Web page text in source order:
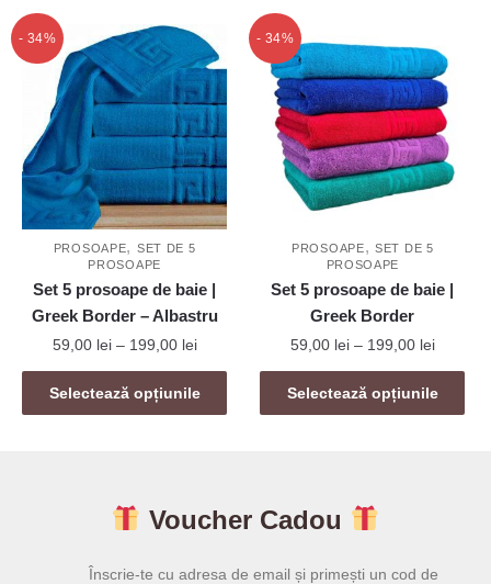
la
39,00 lei
mai
multe
variații.
Opțiunile
pot
fi
alese
în
pagina
produsului.
199,00
multe
variații.
Opțiunile
pot
fi
alese
pagina
produsului.
- 34%
PROSOAPE, SET DE 5
PROSOAPE
Set 5 prosoape de baie |
Greek Border – Albastru
59,00 lei – 199,00 leiInterval
de
prețuri:
59,00 lei
Selectează opțiunile
Acest
produs
variații.
pot
- 34%
PROSOAPE,SET DE 5
PROSOAPE
Set 5 prosoape de baie |
Greek Border
59,00 lei – 199,00 leiInterval
de
prețuri:
59,00
Selectează opțiunile
Acest
produs
variații.
pot
Voucher Cadou
Înscrie-te cu adresa de email și primești un cod de